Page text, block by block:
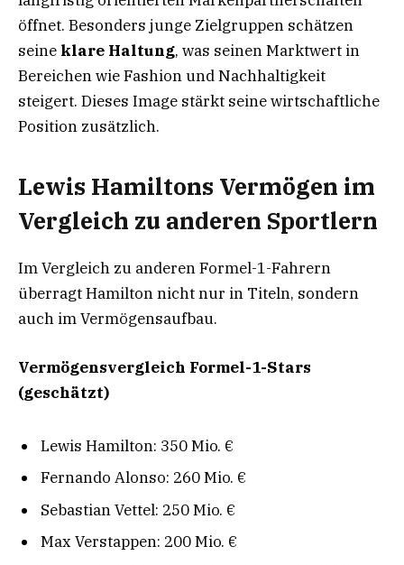
öffnet. Besonders junge Zielgruppen schätzen
seine klare Haltung, was seinen Marktwert in
Bereichen wie Fashion und Nachhaltigkeit
steigert. Dieses Image stärkt seine wirtschaftliche
Position zusätzlich.
Lewis Hamiltons Vermögen im
Vergleich zu anderen Sportlern
Im Vergleich zu anderen Formel-1-Fahrern
überragt Hamilton nicht nur in Titeln, sondern
auch im Vermögensaufbau.
Vermögensvergleich Formel-1-Stars
(geschätzt)
Lewis Hamilton: 350 Mio. €
Fernando Alonso: 260 Mio. €
Sebastian Vettel: 250 Mio. €
Max Verstappen: 200 Mio. €